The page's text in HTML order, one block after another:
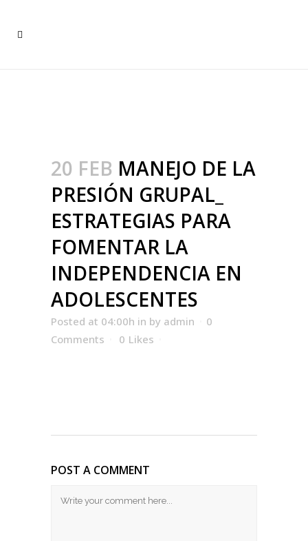
20 FEB MANEJO DE LA
PRESIÓN GRUPAL_
ESTRATEGIAS PARA
FOMENTAR LA
INDEPENDENCIA EN
ADOLESCENTES
Posted at 04:00h in by admin
0
Comments
0 Likes
POST A COMMENT